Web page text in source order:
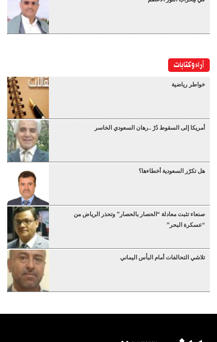
آراء وكتابات
خواطر رياضية
أمريكا إلى السقوط دُرْ ..رهان السعودي الخاسر
هل تكرّر السعودية أخطاءها؟
صنعاء تثبت معادلة “الحصار بالحصار” وتحذر الرياض من
“عسكرة البحر”
تلاشي التحالفات أمام البأس اليماني